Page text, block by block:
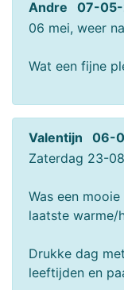
Andre 07-05-
06 mei, weer
Wat een fijne
Valentijn 06-
Zaterdag 23-
Was een
laatste warme/
Drukke dag
leeftijden en